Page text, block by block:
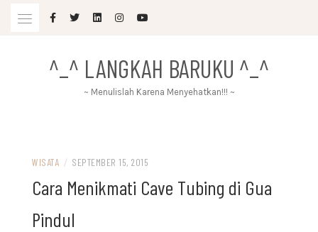
^_^ LANGKAH BARUKU ^_^
~ Menulislah Karena Menyehatkan!!! ~
WISATA / SEPTEMBER 15, 2015
Cara Menikmati Cave Tubing di Gua
Pindul